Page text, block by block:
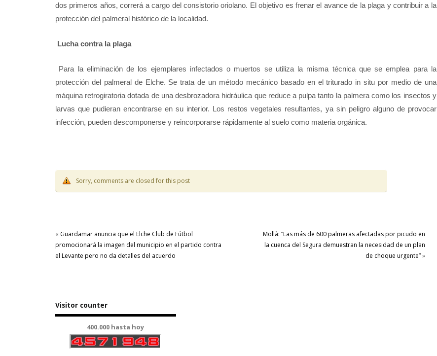
dos primeros años, correrá a cargo del consistorio oriolano. El objetivo es frenar el avance de la plaga y contribuir a la
protección del palmeral histórico de la localidad.
Lucha contra la plaga
Para la eliminación de los ejemplares infectados o muertos se utiliza la misma técnica que se emplea para la
protección del palmeral de Elche. Se trata de un método mecánico basado en el triturado in situ por medio de una
máquina retrogiratoria dotada de una desbrozadora hidráulica que reduce a pulpa tanto la palmera como los insectos y
larvas que pudieran encontrarse en su interior. Los restos vegetales resultantes, ya sin peligro alguno de provocar
infección, pueden descomponerse y reincorporarse rápidamente al suelo como materia orgánica.
Sorry, comments are closed for this post
« Guardamar anuncia que el Elche Club de Fútbol
promocionará la imagen del municipio en el partido contra
el Levante pero no da detalles del acuerdo
Mollà: “Las más de 600 palmeras afectadas por picudo en
la cuenca del Segura demuestran la necesidad de un plan
de choque urgente”»
Visitor counter
400.000 hasta hoy